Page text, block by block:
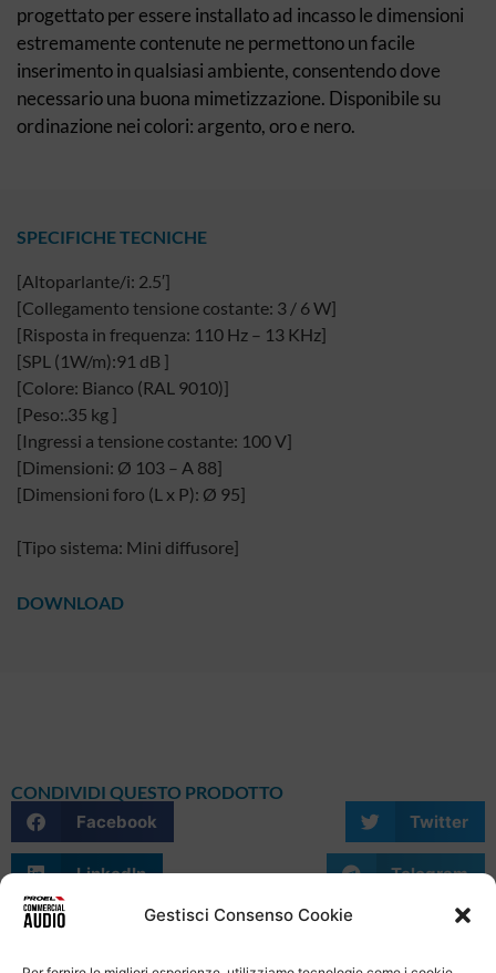
Gestisci Consenso Cookie
progettato per essere installato ad incasso le dimensioni
estremamente contenute ne permettono un facile
inserimento in qualsiasi ambiente, consentendo dove
necessario una buona mimetizzazione. Disponibile su
ordinazione nei colori: argento, oro e nero.
SPECIFICHE TECNICHE
[Altoparlante/i: 2.5′]
[Collegamento tensione costante: 3 / 6 W]
[Risposta in frequenza: 110 Hz – 13 KHz]
[SPL (1W/m):91 dB ]
[Colore: Bianco (RAL 9010)]
[Peso:.35 kg ]
[Ingressi a tensione costante: 100 V]
[Dimensioni: Ø 103 – A 88]
[Dimensioni foro (L x P): Ø 95]
[Tipo sistema: Mini diffusore]
DOWNLOAD
CONDIVIDI QUESTO PRODOTTO
Facebook
Twitter
LinkedIn Telegram
WhatsApp Email Skype